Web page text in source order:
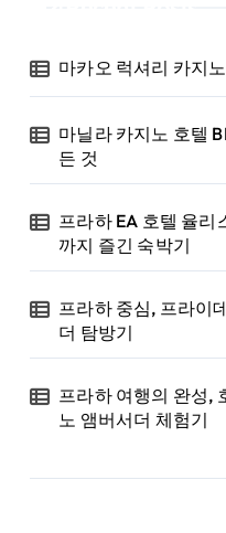
마카오 럭셔리 카지
마닐라 카지노 호텔
든 것
프라하 EA 호텔 율리
까지 즐긴 숙박기
프라하 중심, 프라이
더 탐방기
프라하 여행의 완성,
노 앰버서더 체험기